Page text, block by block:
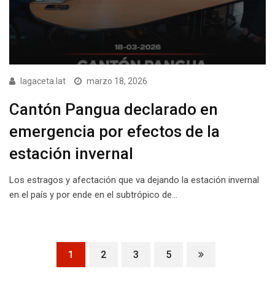
lagaceta.lat marzo 18, 2026
Cantón Pangua declarado en
emergencia por efectos de la
estación invernal
Los estragos y afectación que va dejando la estación invernal
en el país y por ende en el subtrópico de…
1 2 3 5